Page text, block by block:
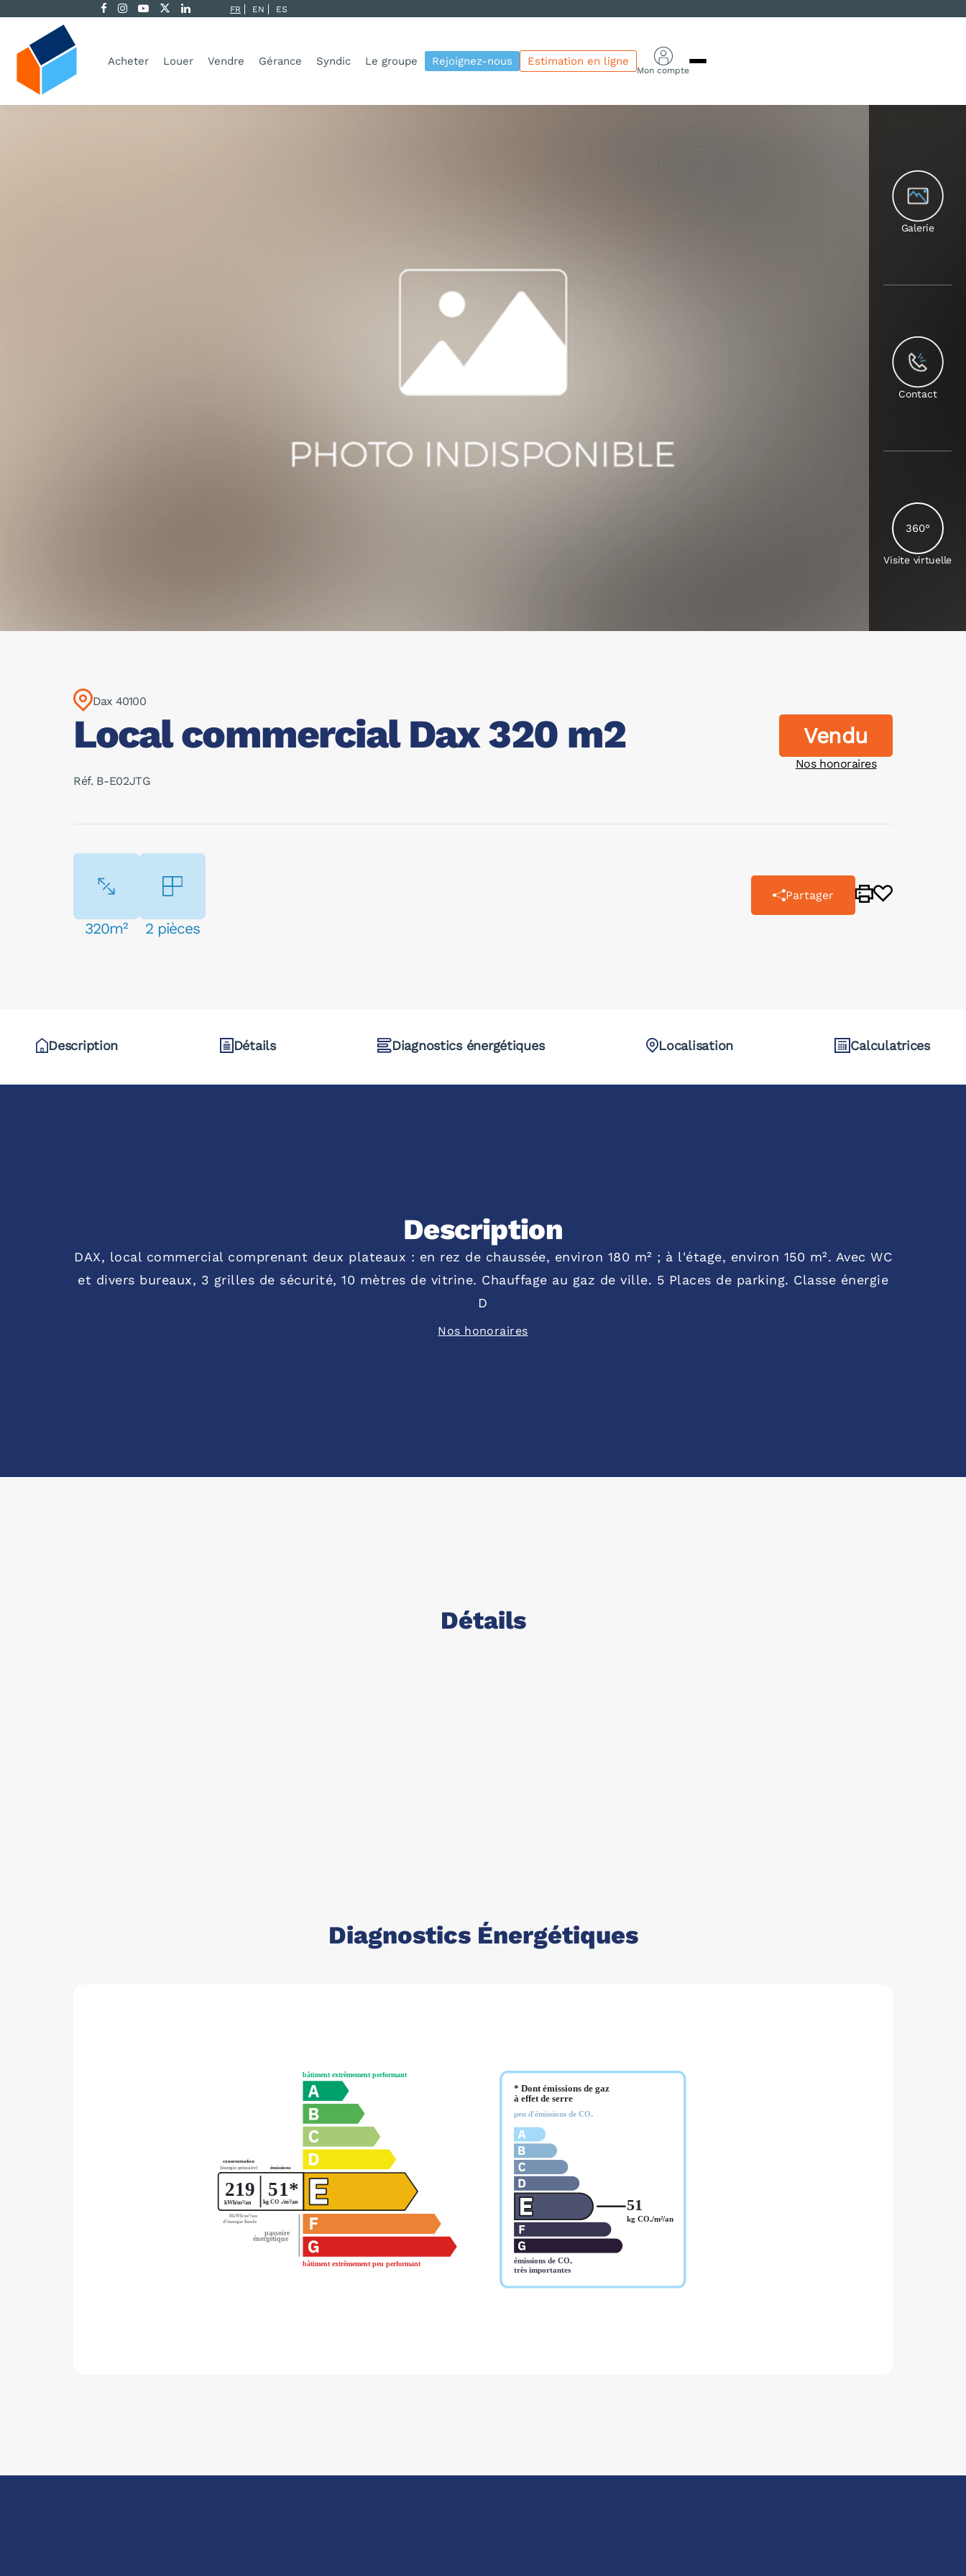
FR EN ES
Acheter Louer Vendre Gérance Syndic Le groupe Rejoignez-nous Estimation en ligne
Mon compte
Galerie
Contact
360°
Visite virtuelle
Dax 40100
Local commercial Dax 320 m2
Réf. B-E02JTG
Vendu
Nos honoraires
320m² 2 pièces
Partager
Description Détails Diagnostics énergétiques Localisation Calculatrices
Description
DAX, local commercial comprenant deux plateaux : en rez de chaussée, environ 180 m² ; à l'étage, environ 150 m². Avec WC
et divers bureaux, 3 grilles de sécurité, 10 mètres de vitrine. Chauffage au gaz de ville. 5 Places de parking. Classe énergie
D
Nos honoraires
Détails
Diagnostics Énergétiques